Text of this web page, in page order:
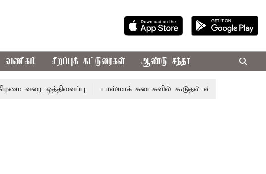
வணிகம் சிறப்புக் கட்டுரைகள் ஆண்டு சந்தா
ஒத்திவைப்பு டாஸ்மாக் கடைகளில் கூடுதல் விலைக்கு மதுவிற்றால்